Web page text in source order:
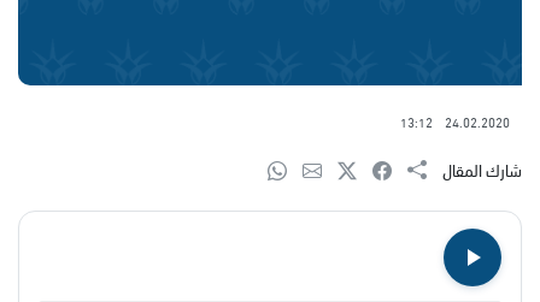
24.02.2020
13:12
شارك المقال